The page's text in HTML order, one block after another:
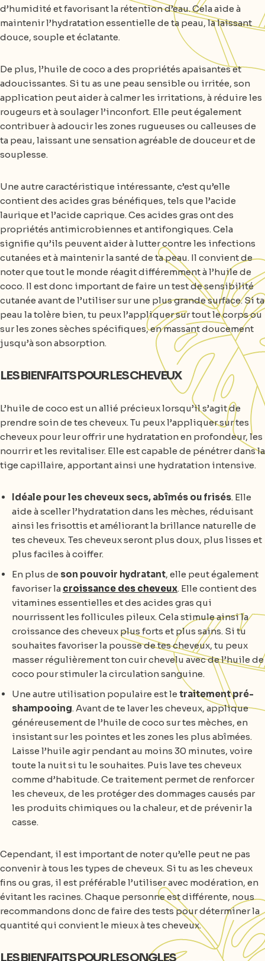
d’humidité et favorisant la rétention d’eau. Cela aide à
maintenir l’hydratation essentielle de ta peau, la laissant
douce, souple et éclatante.
De plus, l’huile de coco a des propriétés apaisantes et
adoucissantes. Si tu as une peau sensible ou irritée, son
application peut aider à calmer les irritations, à réduire les
rougeurs et à soulager l’inconfort. Elle peut également
contribuer à adoucir les zones rugueuses ou calleuses de
ta peau, laissant une sensation agréable de douceur et de
souplesse.
Une autre caractéristique intéressante, c’est qu’elle
contient des acides gras bénéfiques, tels que l’acide
laurique et l’acide caprique. Ces acides gras ont des
propriétés antimicrobiennes et antifongiques. Cela
signifie qu’ils peuvent aider à lutter contre les infections
cutanées et à maintenir la santé de ta peau. Il convient de
noter que tout le monde réagit différemment à l’huile de
coco. Il est donc important de faire un test de sensibilité
cutanée avant de l’utiliser sur une plus grande surface. Si ta
peau la tolère bien, tu peux l’appliquer sur tout le corps ou
sur les zones sèches spécifiques, en massant doucement
jusqu’à son absorption.
LES BIENFAITS POUR LES CHEVEUX
L’huile de coco est un allié précieux lorsqu’il s’agit de
prendre soin de tes cheveux. Tu peux l’appliquer sur tes
cheveux pour leur offrir une hydratation en profondeur, les
nourrir et les revitaliser. Elle est capable de pénétrer dans la
tige capillaire, apportant ainsi une hydratation intensive.
Idéale pour les cheveux secs, abîmés ou frisés. Elle
aide à sceller l’hydratation dans les mèches, réduisant
ainsi les frisottis et améliorant la brillance naturelle de
tes cheveux. Tes cheveux seront plus doux, plus lisses et
plus faciles à coiffer.
En plus de son pouvoir hydratant, elle peut également
favoriser la croissance des cheveux. Elle contient des
vitamines essentielles et des acides gras qui
nourrissent les follicules pileux. Cela stimule ainsi la
croissance des cheveux plus forts et plus sains. Si tu
souhaites favoriser la pousse de tes cheveux, tu peux
masser régulièrement ton cuir chevelu avec de l’huile de
coco pour stimuler la circulation sanguine.
Une autre utilisation populaire est le traitement pré-
shampooing. Avant de te laver les cheveux, applique
généreusement de l’huile de coco sur tes mèches, en
insistant sur les pointes et les zones les plus abîmées.
Laisse l’huile agir pendant au moins 30 minutes, voire
toute la nuit si tu le souhaites. Puis lave tes cheveux
comme d’habitude. Ce traitement permet de renforcer
les cheveux, de les protéger des dommages causés par
les produits chimiques ou la chaleur, et de prévenir la
casse.
Cependant, il est important de noter qu’elle peut ne pas
convenir à tous les types de cheveux. Si tu as les cheveux
fins ou gras, il est préférable l’utiliser avec modération, en
évitant les racines. Chaque personne est différente, nous
recommandons donc de faire des tests pour déterminer la
quantité qui convient le mieux à tes cheveux.
LES BIENFAITS POUR LES ONGLES